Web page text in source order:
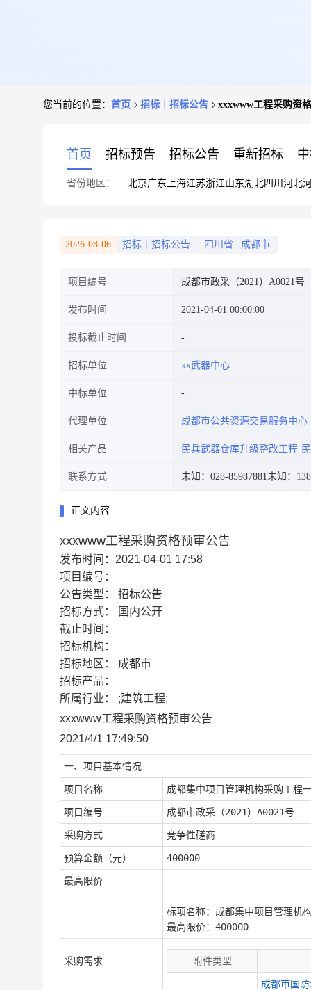
您当前的位置： 首页 招标｜招标公告 xxxwww工程采购资
首页 招标预告 招标公告 重新招标
省份地区： 北京广东 上海江苏浙江山东湖北四川 河北
2026-08-06 招标｜招标公告 四川省 成都市
项目编号 成都市政采（2021）A0021号
发布时间 2021-04-01 00:00:00
投标截止时间
招标单位 xx武器中心
中标单位
代理单位 成都市公共资源交易服务中心
相关产品 民兵武器仓库升级整改工程
联系方式 未知：028-85987881未知：
正文内容
xxxwww工程采购资格预审公告
发布时间：2021-04-01 17:58
项目编号：
公告类型：
招标公告
招标方式：
国内公开
截止时间：
招标机构：
招标地区：
成都市
招标产品：
所属行业：
;建筑工程;
xxxwww工程采购资格预审公告
2021/4/1 17:49:50
一、项目基本情况
项目名称 成都集中项目管理机构采购工程
项目编号 成都市政采（2021）A0021号
采购方式 竞争性磋商
预算金额（元） 400000
最高限价
标项名称： 成都集中项目管理机
最高限价： 400000
采购需求 附件类型
成都市国